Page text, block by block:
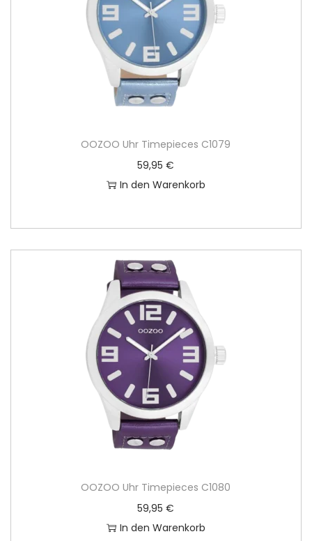
OOZOO Uhr Timepieces C1079
59,95€
In den Warenkorb
OOZOO Uhr Timepieces C1080
59,95€
In den Warenkorb